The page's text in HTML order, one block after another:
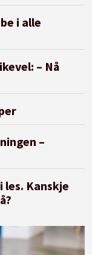
i alle
– Nå
–
les. Kanskje